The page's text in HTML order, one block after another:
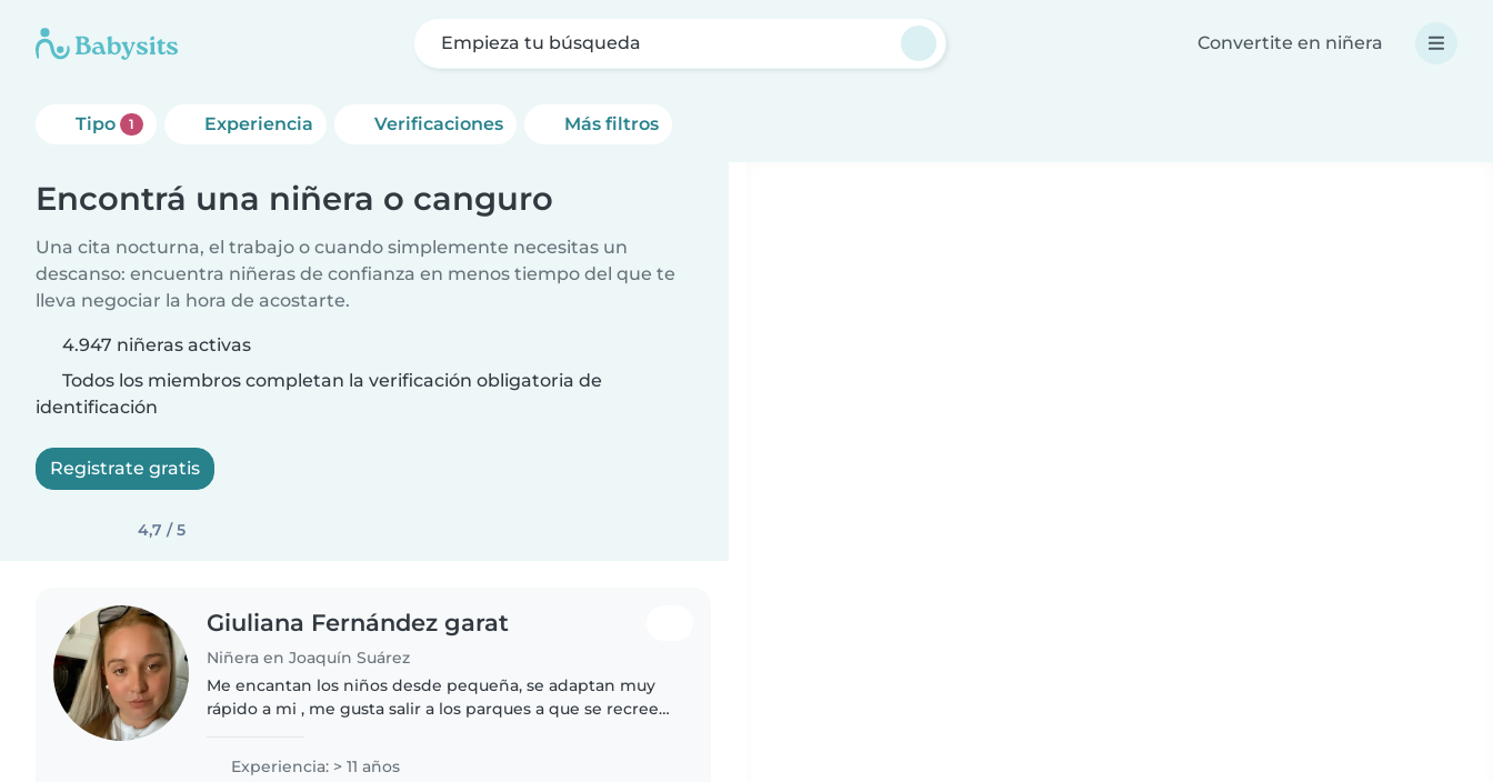
Empieza tu búsqueda Convertite en niñera
Tipo 1 Experiencia Verificaciones Más filtros
Encontrá una niñera o canguro
Una cita nocturna, el trabajo o cuando simplemente necesitas un
descanso: encuentra niñeras de confianza en menos tiempo del que te
lleva negociar la hora de acostarte.
4.947 niñeras activas
Todos los miembros completan la verificación obligatoria de
identificación
Registrate gratis
4,7 / 5
Giuliana Fernández garat
Niñera en Joaquín Suárez
Me encantan los niños desde pequeña, se adaptan muy
rápido a mi , me gusta salir a los parques a que se recreen
Experiencia: > 11 años